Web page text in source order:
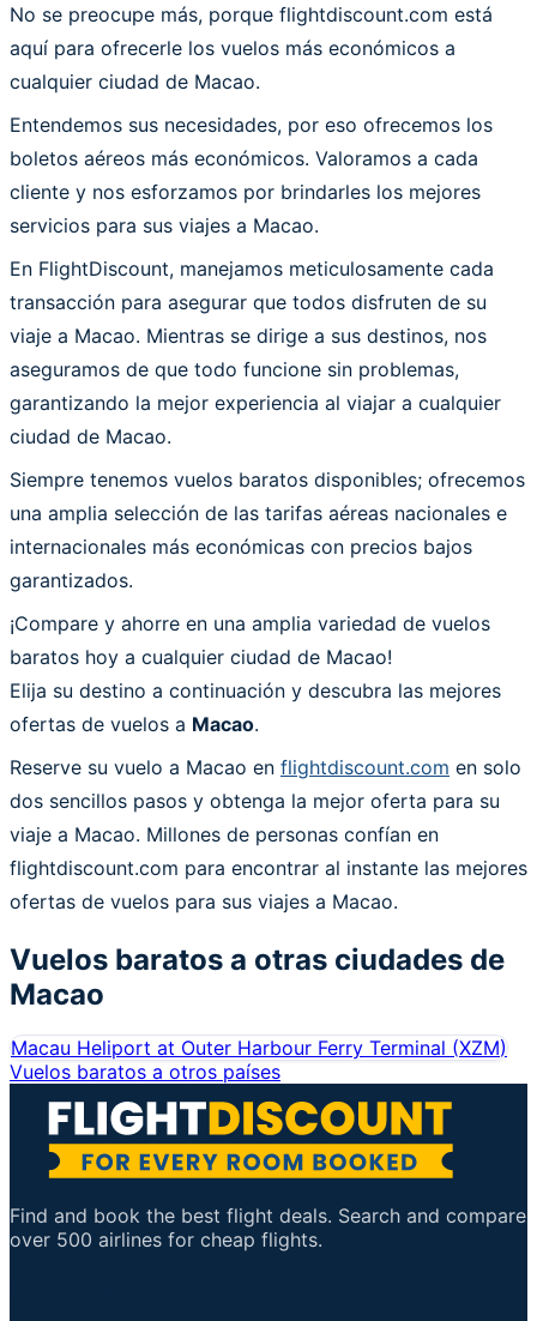
No se preocupe más, porque flightdiscount.com está
aquí para ofrecerle los vuelos más económicos a
cualquier ciudad de Macao.
Entendemos sus necesidades, por eso ofrecemos los
boletos aéreos más económicos. Valoramos a cada
cliente y nos esforzamos por brindarles los mejores
servicios para sus viajes a Macao.
En FlightDiscount, manejamos meticulosamente cada
transacción para asegurar que todos disfruten de su
viaje a Macao. Mientras se dirige a sus destinos, nos
aseguramos de que todo funcione sin problemas,
garantizando la mejor experiencia al viajar a cualquier
ciudad de Macao.
Siempre tenemos vuelos baratos disponibles; ofrecemos
una amplia selección de las tarifas aéreas nacionales e
internacionales más económicas con precios bajos
garantizados.
¡Compare y ahorre en una amplia variedad de vuelos
baratos hoy a cualquier ciudad de Macao!
Elija su destino a continuación y descubra las mejores
ofertas de vuelos a Macao.
Reserve su vuelo a Macao en flightdiscount.com en solo
dos sencillos pasos y obtenga la mejor oferta para su
viaje a Macao. Millones de personas confían en
flightdiscount.com para encontrar al instante las mejores
ofertas de vuelos para sus viajes a Macao.
Vuelos baratos a otras ciudades de
Macao
Macau Heliport at Outer Harbour Ferry Terminal (XZM)
Vuelos baratos a otros países
Find and book the best flight deals. Search and compare
over 500 airlines for cheap flights.